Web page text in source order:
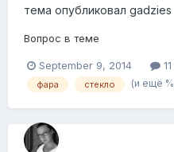
тема опубликовал gadzies
Вопрос в теме
September 9, 2014
фара стекло (и ещё